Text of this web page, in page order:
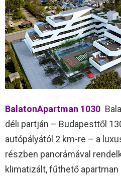
BalatonApartman 1030
déli partján – Budapesttől
autópályától 2 km-re – a
részben panorámával
klimatizált, fűthető apartman